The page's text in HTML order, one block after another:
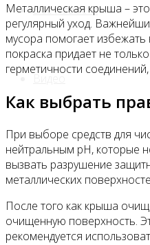
Все новости
Видео
Металлическая крыша –
регулярный уход.
мусора помогает
покраска придает не
герметичности
Как выбрать
При выборе средств для
нейтральным pH, которые
вызвать разрушение
металлических
После того как крыша
очищенную поверхность.
рекомендуется